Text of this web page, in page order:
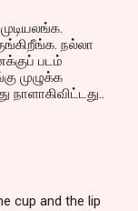
நல்லா
படம்
முழுக்க
நாளாகிவிட்டது..
cup and the lip